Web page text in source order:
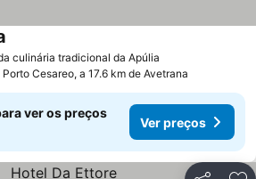
culinária tradicional da Apúlia
Porto Cesareo, a 17.6 km de Avetrana
ver os preços
Ver preços